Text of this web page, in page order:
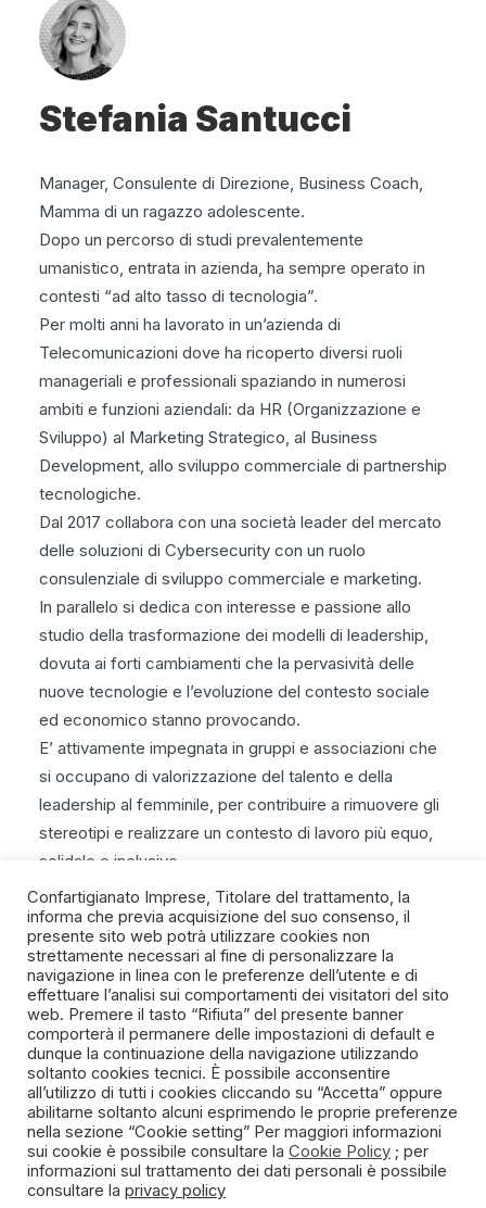
Stefania Santucci
Manager, Consulente di Direzione, Business Coach,
Mamma di un ragazzo adolescente.
Dopo un percorso di studi prevalentemente
umanistico, entrata in azienda, ha sempre operato in
contesti “ad alto tasso di tecnologia”.
Per molti anni ha lavorato in un’azienda di
Telecomunicazioni dove ha ricoperto diversi ruoli
manageriali e professionali spaziando in numerosi
ambiti e funzioni aziendali: da HR (Organizzazione e
Sviluppo) al Marketing Strategico, al Business
Development, allo sviluppo commerciale di partnership
tecnologiche.
Dal 2017 collabora con una società leader del mercato
delle soluzioni di Cybersecurity con un ruolo
consulenziale di sviluppo commerciale e marketing.
In parallelo si dedica con interesse e passione allo
studio della trasformazione dei modelli di leadership,
dovuta ai forti cambiamenti che la pervasività delle
nuove tecnologie e l’evoluzione del contesto sociale
ed economico stanno provocando.
E’ attivamente impegnata in gruppi e associazioni che
si occupano di valorizzazione del talento e della
leadership al femminile, per contribuire a rimuovere gli
stereotipi e realizzare un contesto di lavoro più equo,
solidale e inclusivo
SPIRITO ARTIGIANO
Un progetto della Fondazione Manlio e Maria Letizia
Germozzi onlus
Confartigianato Imprese, Titolare del trattamento, la
informa che previa acquisizione del suo consenso, il
presente sito web potrà utilizzare cookies non
strettamente necessari al fine di personalizzare la
navigazione in linea con le preferenze dell’utente e di
effettuare l’analisi sui comportamenti dei visitatori del sito
web. Premere il tasto “Rifiuta” del presente banner
comporterà il permanere delle impostazioni di default e
dunque la continuazione della navigazione utilizzando
soltanto cookies tecnici. È possibile acconsentire
all’utilizzo di tutti i cookies cliccando su “Accetta” oppure
abilitarne soltanto alcuni esprimendo le proprie preferenze
nella sezione “Cookie setting” Per maggiori informazioni
sui cookie è possibile consultare la Cookie Policy ; per
informazioni sul trattamento dei dati personali è possibile
consultare la privacy policy